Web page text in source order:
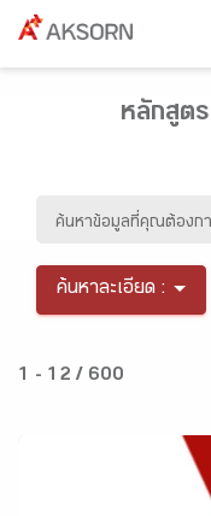
หลักสูต
ค้นหาละเอียด :
1 - 12 / 600